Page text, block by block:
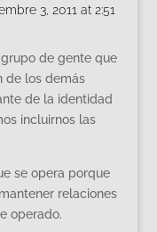
3, 2011 at 2:51
de gente que
de los demás
de la identidad
incluirnos las
se opera porque
relaciones
operado.